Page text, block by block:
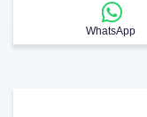
WhatsApp